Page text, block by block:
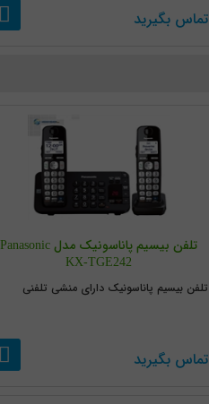
تماس بگیرید
تلفن بیسیم پاناسونیک مدل Panasonic
KX-TGE242
تلفن بیسیم پاناسونیک دارای منشی تلفنی
تماس بگیرید